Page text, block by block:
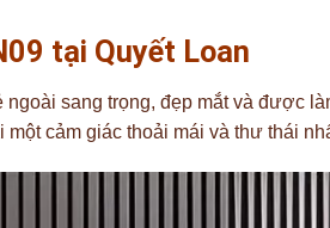
tại Quyết Loan
ngoài sang trọng, đẹp mắt và được
cảm giác thoải mái và thư thái